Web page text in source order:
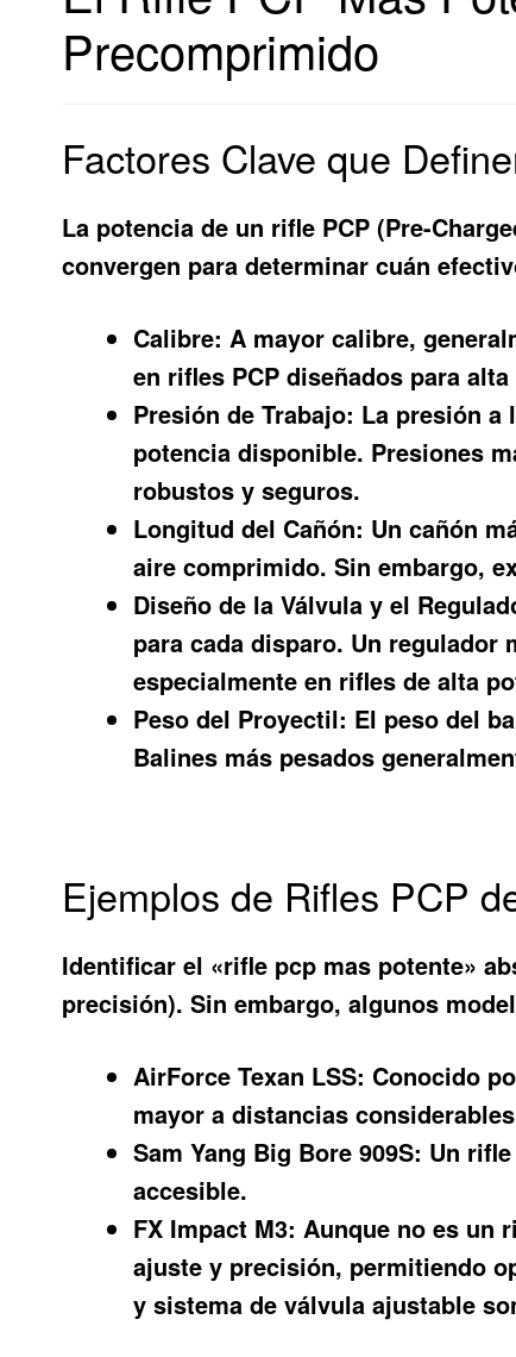
Precomprimido
Factores Clave que
La potencia de un rifle PCP (Pre-
convergen para determinar cuán
Calibre: A mayor calibre,
en rifles PCP diseñados para
Presión de Trabajo: La presión a
potencia disponible. Presiones
robustos y seguros.
Longitud del Cañón: Un cañón
aire comprimido. Sin embargo,
Diseño de la Válvula y el
para cada disparo. Un
especialmente en rifles de alta
Peso del Proyectil: El peso del
Balines más pesados
Ejemplos de Rifles PCP
Identificar el «rifle pcp mas potente»
precisión). Sin embargo, algunos
AirForce Texan LSS: Conocido
mayor a distancias
Sam Yang Big Bore 909S: Un
accesible.
FX Impact M3: Aunque no es un
ajuste y precisión, permitiendo
y sistema de válvula ajustable